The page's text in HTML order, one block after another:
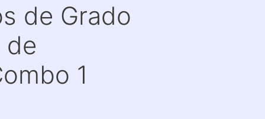
de Grado
de
1